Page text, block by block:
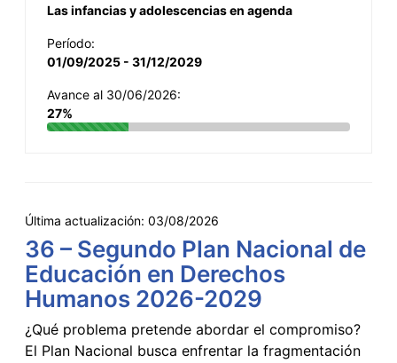
Las infancias y adolescencias en agenda
Período:
01/09/2025 - 31/12/2029
Avance al 30/06/2026:
27%
Última actualización: 03/08/2026
36 – Segundo Plan Nacional de
Educación en Derechos
Humanos 2026-2029
¿Qué problema pretende abordar el compromiso?
El Plan Nacional busca enfrentar la fragmentación